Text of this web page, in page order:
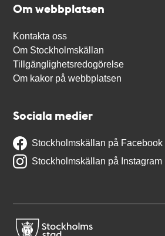
Om webbplatsen
Kontakta oss
Om Stockholmskällan
Tillgänglighetsredogörelse
Om kakor på webbplatsen
Sociala medier
Stockholmskällan på Facebook
Stockholmskällan på Instagram